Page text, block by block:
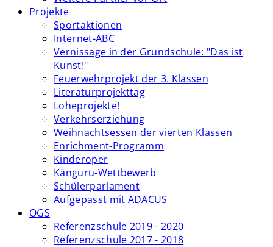
Projekte
Sportaktionen
Internet-ABC
Vernissage in der Grundschule: "Das ist
Kunst!"
Feuerwehrprojekt der 3. Klassen
Literaturprojekttag
Loheprojekte!
Verkehrserziehung
Weihnachtsessen der vierten Klassen
Enrichment-Programm
Kinderoper
Känguru-Wettbewerb
Schülerparlament
Aufgepasst mit ADACUS
OGS
Referenzschule 2019 - 2020
Referenzschule 2017 - 2018